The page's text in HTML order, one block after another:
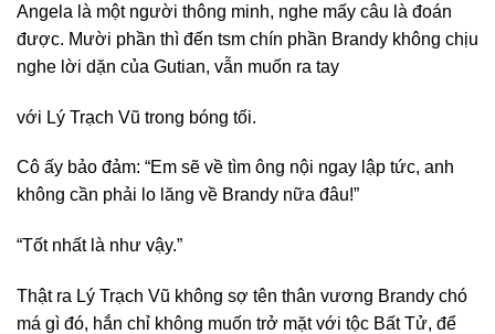
Angela là một người thông minh, nghe mấy câu là đoán
được. Mười phần thì đến tsm chín phần Brandy không chịu
nghe lời dặn của Gutian, vẫn muốn ra tay
với Lý Trạch Vũ trong bóng tối.
Cô ấy bảo đảm: “Em sẽ về tìm ông nội ngay lập tức, anh
không cần phải lo lăng về Brandy nữa đâu!”
“Tốt nhất là như vậy.”
Thật ra Lý Trạch Vũ không sợ tên thân vương Brandy chó
má gì đó, hắn chỉ không muốn trở mặt với tộc Bất Tử, để